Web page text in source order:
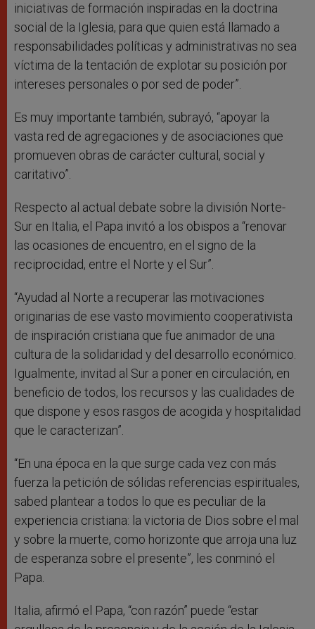
iniciativas de formación inspiradas en la doctrina
social de la Iglesia, para que quien está llamado a
responsabilidades políticas y administrativas no sea
víctima de la tentación de explotar su posición por
intereses personales o por sed de poder”.
Es muy importante también, subrayó, “apoyar la
vasta red de agregaciones y de asociaciones que
promueven obras de carácter cultural, social y
caritativo”.
Respecto al actual debate sobre la división Norte-
Sur en Italia, el Papa invitó a los obispos a “renovar
las ocasiones de encuentro, en el signo de la
reciprocidad, entre el Norte y el Sur”.
“Ayudad al Norte a recuperar las motivaciones
originarias de ese vasto movimiento cooperativista
de inspiración cristiana que fue animador de una
cultura de la solidaridad y del desarrollo económico.
Igualmente, invitad al Sur a poner en circulación, en
beneficio de todos, los recursos y las cualidades de
que dispone y esos rasgos de acogida y hospitalidad
que le caracterizan”.
“En una época en la que surge cada vez con más
fuerza la petición de sólidas referencias espirituales,
sabed plantear a todos lo que es peculiar de la
experiencia cristiana: la victoria de Dios sobre el mal
y sobre la muerte, como horizonte que arroja una luz
de esperanza sobre el presente”, les conminó el
Papa.
Italia, afirmó el Papa, “con razón” puede “estar